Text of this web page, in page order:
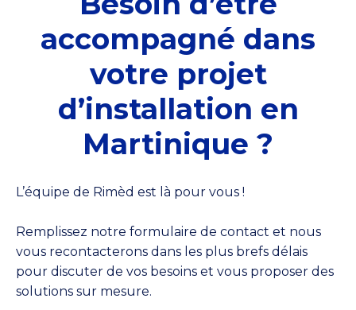
accompagné dans
votre projet
d’installation en
Martinique ?
L’équipe de Rimèd est là pour vous !
Remplissez notre formulaire de contact et nous
vous recontacterons dans les plus brefs délais
pour discuter de vos besoins et vous proposer des
solutions sur mesure.